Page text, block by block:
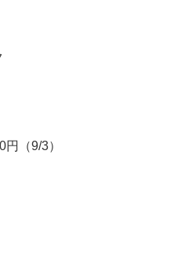
円（9/3）